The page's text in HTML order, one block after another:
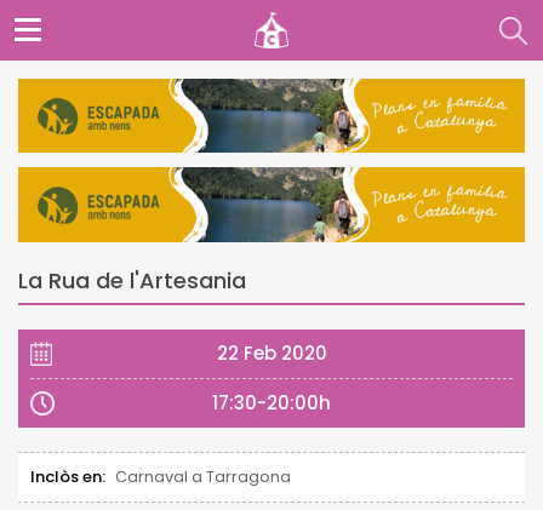
La Rua de l'Artesania
22 Feb 2020
17:30-20:00h
Inclòs en: Carnaval a Tarragona